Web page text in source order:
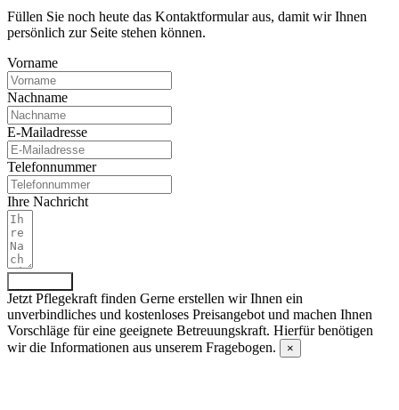
Füllen Sie noch heute das Kontaktformular aus, damit wir Ihnen
persönlich zur Seite stehen können.
Vorname
Nachname
E-Mailadresse
Telefonnummer
Ihre Nachricht
Jetzt Pflegekraft finden Gerne erstellen wir Ihnen ein
unverbindliches und kostenloses Preisangebot und machen Ihnen
Vorschläge für eine geeignete Betreuungskraft. Hierfür benötigen
wir die Informationen aus unserem Fragebogen.
×